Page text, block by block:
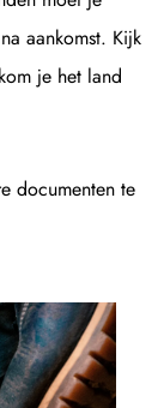
aankomst. Kijk
je het land
documenten te